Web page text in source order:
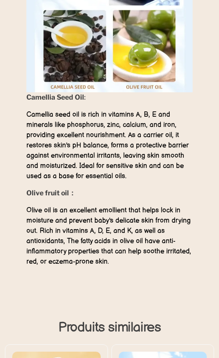
Camellia Seed Oil:
Camellia seed oil is rich in vitamins A, B, E and
minerals like phosphorus, zinc, calcium, and iron,
providing excellent nourishment. As a carrier oil, it
restores skin's pH balance, forms a protective barrier
against environmental irritants, leaving skin smooth
and moisturized. Ideal for sensitive skin and can be
used as a base for essential oils.
Olive fruit oil：
Olive oil is an excellent emollient that helps lock in
moisture and prevent baby's delicate skin from drying
out. Rich in vitamins A, D, E, and K, as well as
antioxidants, The fatty acids in olive oil have anti-
inflammatory properties that can help soothe irritated,
red, or eczema-prone skin.
Produits similaires